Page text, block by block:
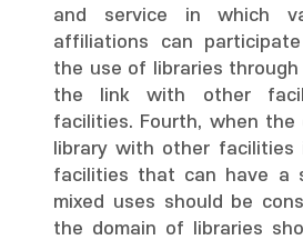
and service in which
affiliations can
the use of libraries
the link with other
facilities. Fourth, when the
library with other facilities
facilities that can have a
mixed uses should be
the domain of libraries